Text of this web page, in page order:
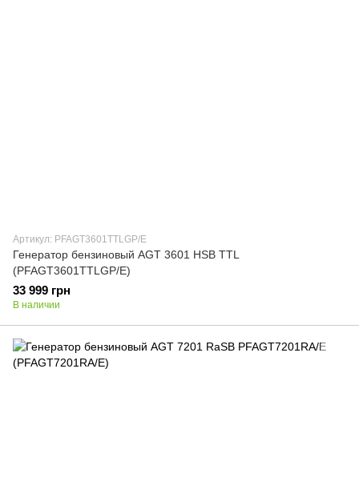
Артикул: PFAGT3601TTLGP/E
Генератор бензиновый AGT 3601 HSB TTL
(PFAGT3601TTLGP/E)
33 999 грн
В наличии